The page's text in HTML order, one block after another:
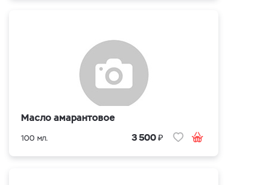
Масло амарантовое
100 мл. 3 500₽